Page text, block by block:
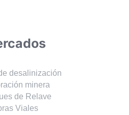
desalinización
minera
de Relave
Viales